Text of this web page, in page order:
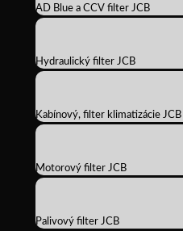
AD Blue a CCV filter JCB
Hydraulický filter JCB
Kabínový, filter klimatizácie JCB
Motorový filter JCB
Palivový filter JCB